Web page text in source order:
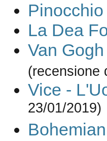
Pinocchio
La Dea
Van
(recensione
Vice -
23/01/2019)